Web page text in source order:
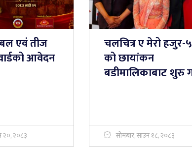
एवं तीज
आवेदन
२०, २०८३
चलचित्र ए मेरो हजुर-५
को छायांकन
बडीमालिकाबाट शुरु
सोमबार, साउन १८, २०८३